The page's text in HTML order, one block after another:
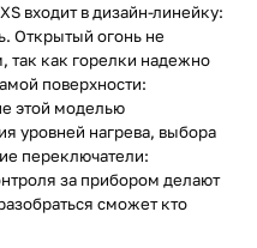
входит в дизайн-линейку:
Открытый огонь не
так как горелки надежно
поверхности:
этой моделью
уровней нагрева, выбора
переключатели:
за прибором делают
сможет кто